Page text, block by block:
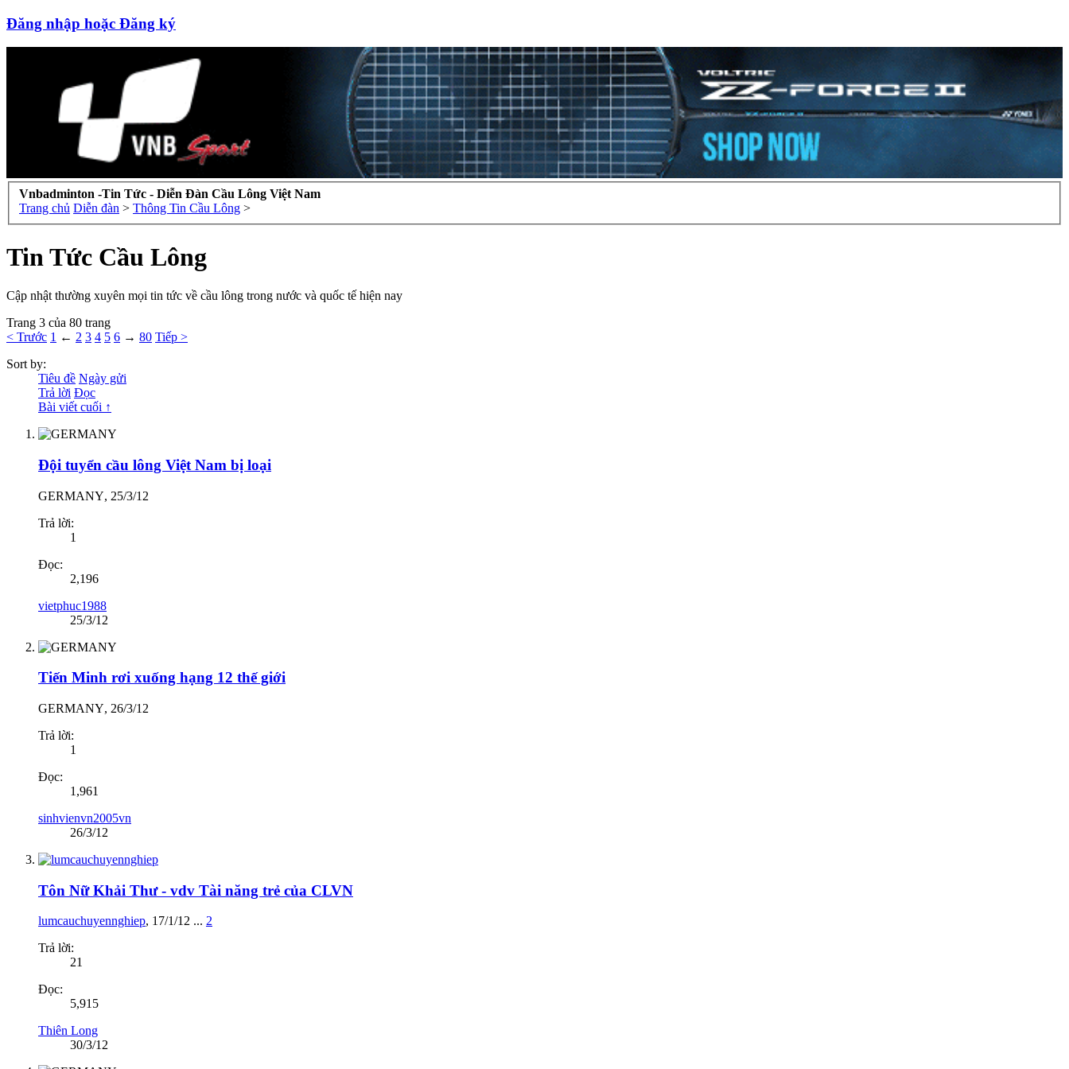
Đăng nhập hoặc Đăng ký
Vnbadminton -Tin Tức - Diễn Đàn Cầu Lông Việt Nam
Trang chủ Diễn đàn > Thông Tin Cầu Lông >
Tin Tức Cầu Lông
Cập nhật thường xuyên mọi tin tức về cầu lông trong nước và quốc tế hiện nay
Trang 3 của 80 trang
< Trước 1 ← 2 3 4 5 6 → 80 Tiếp >
Sort by:
Tiêu đề Ngày gửi
Trả lời Đọc
Bài viết cuối ↑
Đội tuyển cầu lông Việt Nam bị loại
GERMANY, 25/3/12
Trả lời:
1
Đọc:
2,196
vietphuc1988
25/3/12
Tiến Minh rơi xuống hạng 12 thế giới
GERMANY, 26/3/12
Trả lời:
1
Đọc:
1,961
sinhvienvn2005vn
26/3/12
Tôn Nữ Khải Thư - vdv Tài năng trẻ của CLVN
lumcauchuyennghiep, 17/1/12 ... 2
Trả lời:
21
Đọc:
5,915
Thiên Long
30/3/12